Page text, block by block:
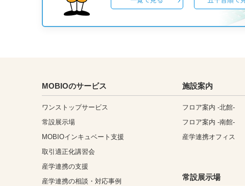
MOBIOのサービス
ワンストップサービス
常設展示場
MOBIOインキュベート支援
取引適正化講習会
産学連携の支援
産学連携の相談・対応事例
施設案内
フロア案内 -北館-
フロア案内 -南館-
産学連携オフィス
常設展示場